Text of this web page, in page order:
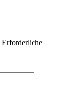
Erforderliche